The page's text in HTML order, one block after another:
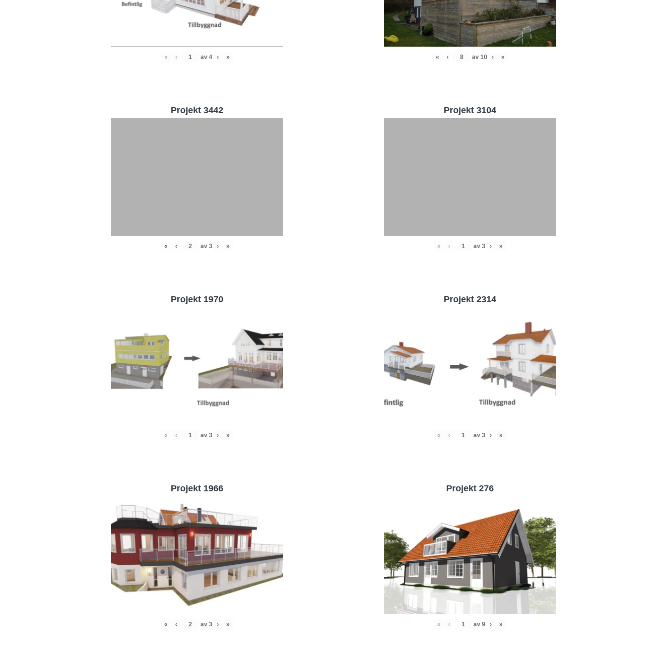
« ‹ av 4 › » « ‹ av 10 › »
Projekt 3442
« ‹ av 3 › »
Projekt 3104
« ‹ av 3 › »
Projekt 1970
« ‹ av 3 › »
Projekt 2314
« ‹ av 3 › »
Projekt 1966
« ‹ av 3 › »
Projekt 276
« ‹ av 9 › »